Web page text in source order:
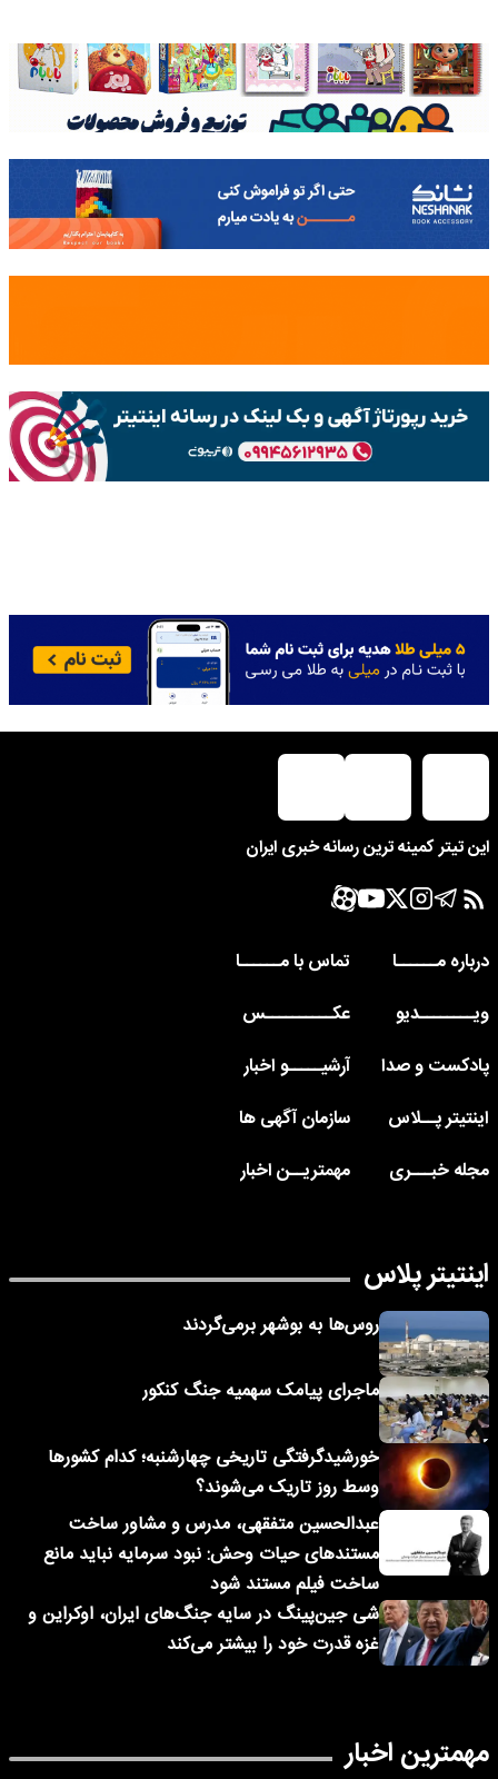
این تیتر کمینه ترین رسانه خبری ایران
درباره مــــــا
تماس با مــــــا
ویــــــــدیو
عکــــــــــس
پادکست و صدا
آرشیـــــو اخبار
اینتیتر پــلاس
سازمان آگهی ها
مجله خبـــری
مهمتریــن اخبار
اینتیتر پلاس
روس‌ها به بوشهر برمی‌گردند
ماجرای پیامک‌ سهمیه جنگ کنکور
خورشیدگرفتگی تاریخی چهارشنبه؛ کدام کشورها
وسط روز تاریک می‌شوند؟
عبدالحسین متفقهی، مدرس و مشاور ساخت
مستندهای حیات وحش: نبود سرمایه نباید مانع
ساخت فیلم مستند شود
شی جین‌پینگ در سایه جنگ‌های ایران، اوکراین و
غزه قدرت خود را بیشتر می‌کند
مهمترین اخبار